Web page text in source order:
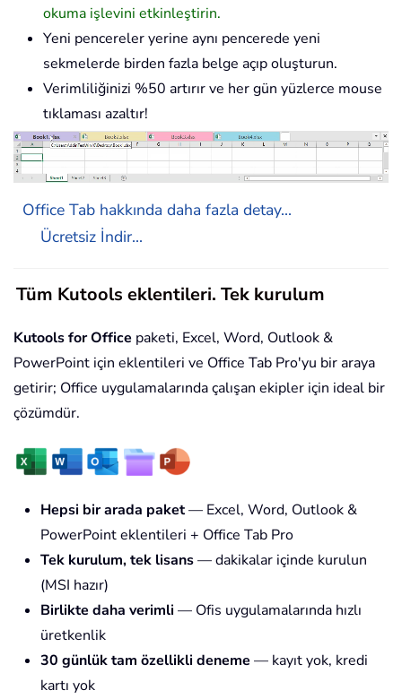
okuma işlevini etkinleştirin.
Yeni pencereler yerine aynı pencerede yeni
sekmelerde birden fazla belge açıp oluşturun.
Verimliliğinizi %50 artırır ve her gün yüzlerce mouse
tıklaması azaltır!
Office Tab hakkında daha fazla detay...
Ücretsiz İndir...
Tüm Kutools eklentileri. Tek kurulum
Kutools for Office paketi, Excel, Word, Outlook &
PowerPoint için eklentileri ve Office Tab Pro'yu bir araya
getirir; Office uygulamalarında çalışan ekipler için ideal bir
çözümdür.
Hepsi bir arada paket— Excel, Word, Outlook &
PowerPoint eklentileri + Office Tab Pro
Tek kurulum, tek lisans— dakikalar içinde kurulun
(MSI hazır)
Birlikte daha verimli — Ofis uygulamalarında hızlı
üretkenlik
30 günlük tam özellikli deneme — kayıt yok, kredi
kartı yok